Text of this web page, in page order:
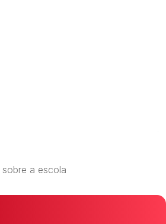
sobre a escola